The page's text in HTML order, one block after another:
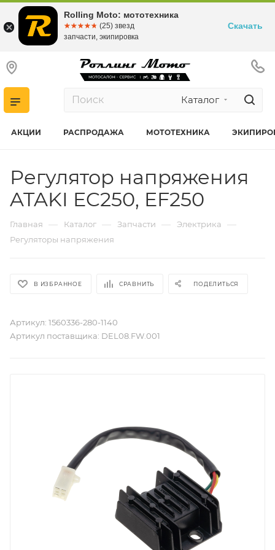
Каталог
АКЦИИ РАСПРОДАЖА МОТОТЕХНИКА
Регулятор напряжения
ATAKI EC250, EF250
Главная — Каталог — Запчасти — Электрика —
Регуляторы напряжения
В ИЗБРАННОЕ СРАВНИТЬ ПОДЕЛИТЬСЯ
Артикул: 1560336-280-1140
Артикул поставщика: DEL08.FW.001
Rolling Moto: мототехника
☆☆☆☆☆
★★★★★ (25) звезд
запчасти, экипировка
Скачать